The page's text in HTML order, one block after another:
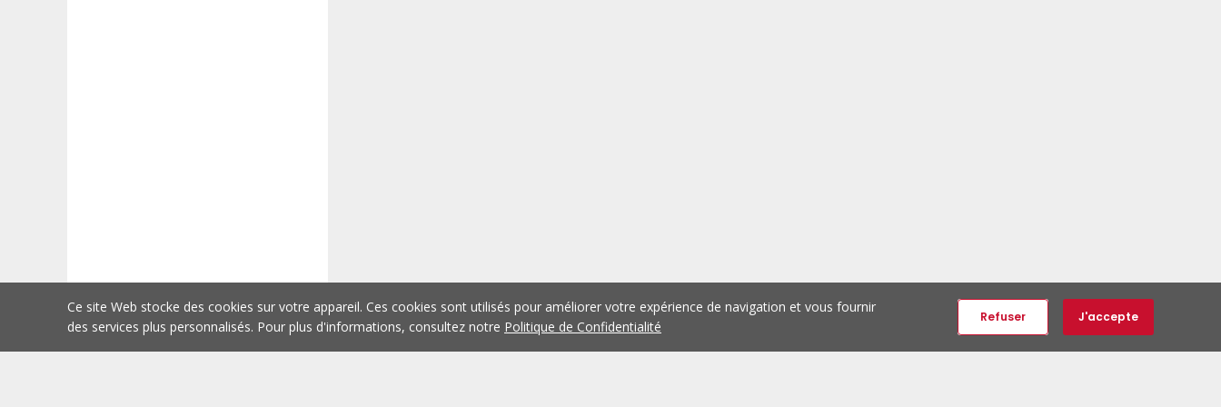
Ce site Web stocke des cookies sur votre appareil. Ces cookies sont utilisés pour améliorer votre expérience de navigation et vous fournir
des services plus personnalisés. Pour plus d'informations, consultez notre Politique de Confidentialité
Refuser J'accepte